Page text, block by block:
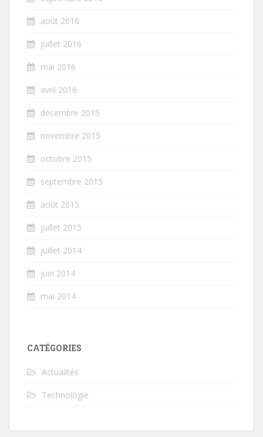
août 2016
juillet 2016
mai 2016
avril 2016
décembre 2015
novembre 2015
octobre 2015
septembre 2015
août 2015
juillet 2015
juillet 2014
juin 2014
mai 2014
CATÉGORIES
Actualités
Technologie